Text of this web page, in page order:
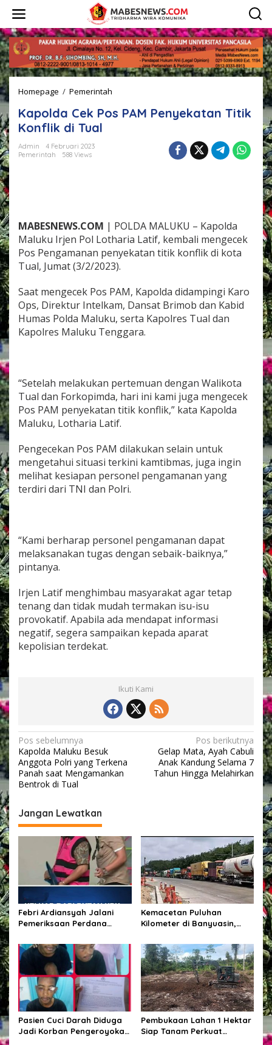
w
a
t
i
k
e
k
o
n
t
e
n
Homepage / Pemerintah
p
s
P
A
M
P
n
e
k
a
i
t
i
k
n
f
l
i
u
a
Kapolda Cek Pos PAM Penyekatan Titik
Konflik di Tual
Admin
4 Februari 2023
Pemerintah
588 Views
MABESNEWS.COM | POLDA MALUKU – Kapolda
Maluku Irjen Pol Lotharia Latif, kembali mengecek
Pos Pengamanan penyekatan titik konflik di kota
Tual, Jumat (3/2/2023).
Saat mengecek Pos PAM, Kapolda didampingi Karo
Ops, Direktur Intelkam, Dansat Brimob dan Kabid
Humas Polda Maluku, serta Kapolres Tual dan
Kapolres Maluku Tenggara.
“Setelah melakukan pertemuan dengan Walikota
Tual dan Forkopimda, hari ini kami juga mengecek
Pos PAM penyekatan titik konflik,” kata Kapolda
Maluku, Lotharia Latif.
Pengecekan Pos PAM dilakukan selain untuk
mengetahui situasi terkini kamtibmas, juga ingin
melihat kesiapan personel pengamanan yang
terdiri dari TNI dan Polri.
“Kami berharap personel pengamanan dapat
melaksanakan tugas dengan sebaik-baiknya,”
pintanya.
Irjen Latif menghimbau masyarakat agar tetap
tenang dan tidak mudah termakan isu-isu
provokatif. Apabila ada mendapat informasi
negatif, segera sampaikan kepada aparat
kepolisian terdekat.
Ikuti Kami
N
a
v
g
a
p
o
s
Pos sebelumnya
Kapolda Maluku Besuk
Anggota Polri yang Terkena
Panah saat Mengamankan
Bentrok di Tual
Pos berikutnya
Gelap Mata, Ayah Cabuli
Anak Kandung Selama 7
Tahun Hingga Melahirkan
Jangan Lewatkan
Febri Ardiansyah Jalani
Pemeriksaan Perdana
Kejaksaan Agung
Kemacetan Puluhan
Kilometer di Banyuasin,
Perbaikan Jalan
Dipercepat
Pasien Cuci Darah Diduga
Jadi Korban Pengeroyokan
Pembukaan Lahan 1 Hektar
Siap Tanam Perkuat